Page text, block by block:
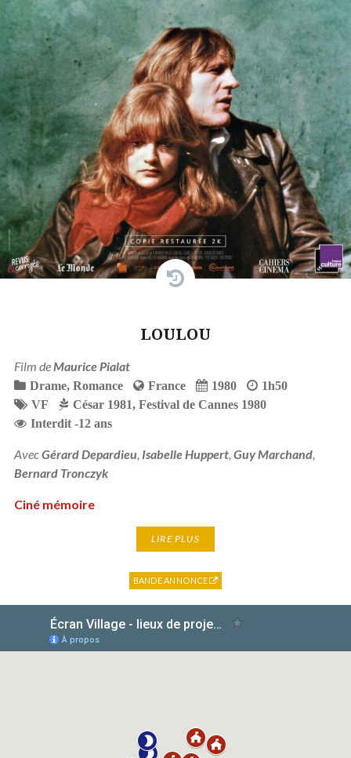
LOULOU
Film de Maurice Pialat
Drame, Romance France 1980
1h50
VF
César 1981, Festival de Cannes 1980
Interdit -12 ans
AvecGérard Depardieu Isabelle Huppert, Guy Marchand,
Bernard Tronczyk
Ciné mémoire
LIRE PLUS
BANDE ANNONCE